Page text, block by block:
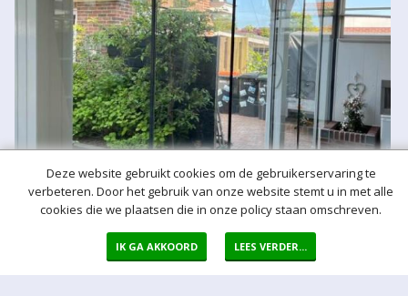
Deze website gebruikt cookies om de gebruikerservaring te
verbeteren. Door het gebruik van onze website stemt u in met alle
cookies die we plaatsen die in onze policy staan omschreven.
IK GA AKKOORD LEES VERDER...